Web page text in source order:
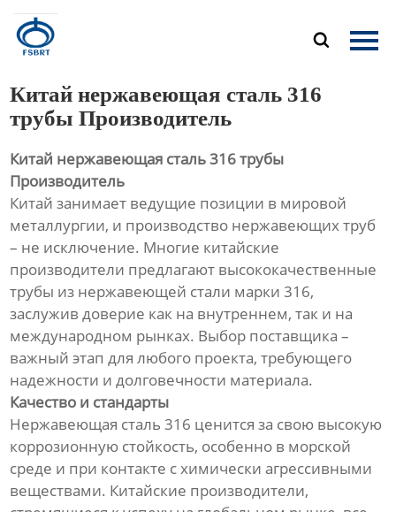

Главная
О Нас
Новости
Контакты
Китай нержавеющая сталь 316
трубы Производитель
Китай нержавеющая сталь 316 трубы
Производитель
Китай занимает ведущие позиции в мировой
металлургии, и производство нержавеющих труб
– не исключение. Многие китайские
производители предлагают высококачественные
трубы из нержавеющей стали марки 316,
заслужив доверие как на внутреннем, так и на
международном рынках. Выбор поставщика –
важный этап для любого проекта, требующего
надежности и долговечности материала.
Качество и стандарты
Нержавеющая сталь 316 ценится за свою высокую
коррозионную стойкость, особенно в морской
среде и при контакте с химически агрессивными
веществами. Китайские производители,